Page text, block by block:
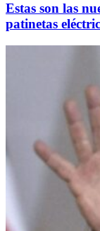
Estas son las
patinetas